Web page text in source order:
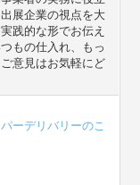
展企業の視点を大
践的な形でお伝え
もの仕入れ、もっ
意見はお気軽にど
ーデリバリーのこ